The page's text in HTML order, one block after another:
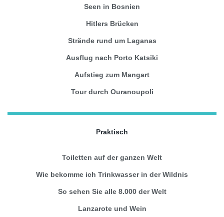
Seen in Bosnien
Hitlers Brücken
Strände rund um Laganas
Ausflug nach Porto Katsiki
Aufstieg zum Mangart
Tour durch Ouranoupoli
Praktisch
Toiletten auf der ganzen Welt
Wie bekomme ich Trinkwasser in der Wildnis
So sehen Sie alle 8.000 der Welt
Lanzarote und Wein